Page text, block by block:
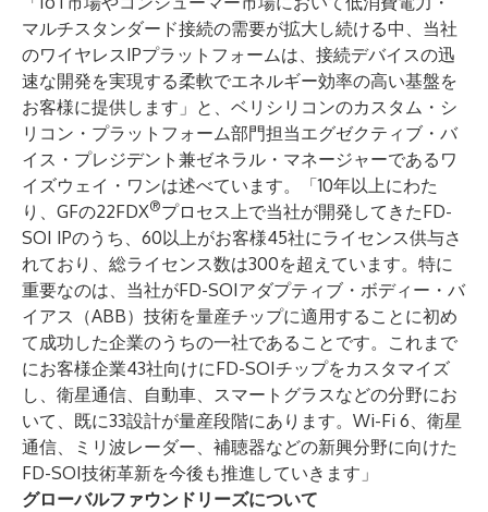
マルチスタンダード接続の需要が拡大し続ける中、当社
のワイヤレスIPプラットフォームは、接続デバイスの迅
速な開発を実現する柔軟でエネルギー効率の高い基盤を
お客様に提供します」と、ベリシリコンのカスタム・シ
リコン・プラットフォーム部門担当エグゼクティブ・バ
イス・プレジデント兼ゼネラル・マネージャーであるワ
イズウェイ・ワンは述べています。「10年以上にわた
り、GFの22FDX®プロセス上で当社が開発してきたFD-
SOI IPのうち、60以上がお客様45社にライセンス供与さ
れており、総ライセンス数は300を超えています。特に
重要なのは、当社がFD-SOIアダプティブ・ボディー・バ
イアス（ABB）技術を量産チップに適用することに初め
て成功した企業のうちの一社であることです。これまで
にお客様企業43社向けにFD-SOIチップをカスタマイズ
し、衛星通信、自動車、スマートグラスなどの分野にお
いて、既に33設計が量産段階にあります。Wi-Fi 6、衛星
通信、ミリ波レーダー、補聴器などの新興分野に向けた
FD-SOI技術革新を今後も推進していきます」
グローバルファウンドリーズについて